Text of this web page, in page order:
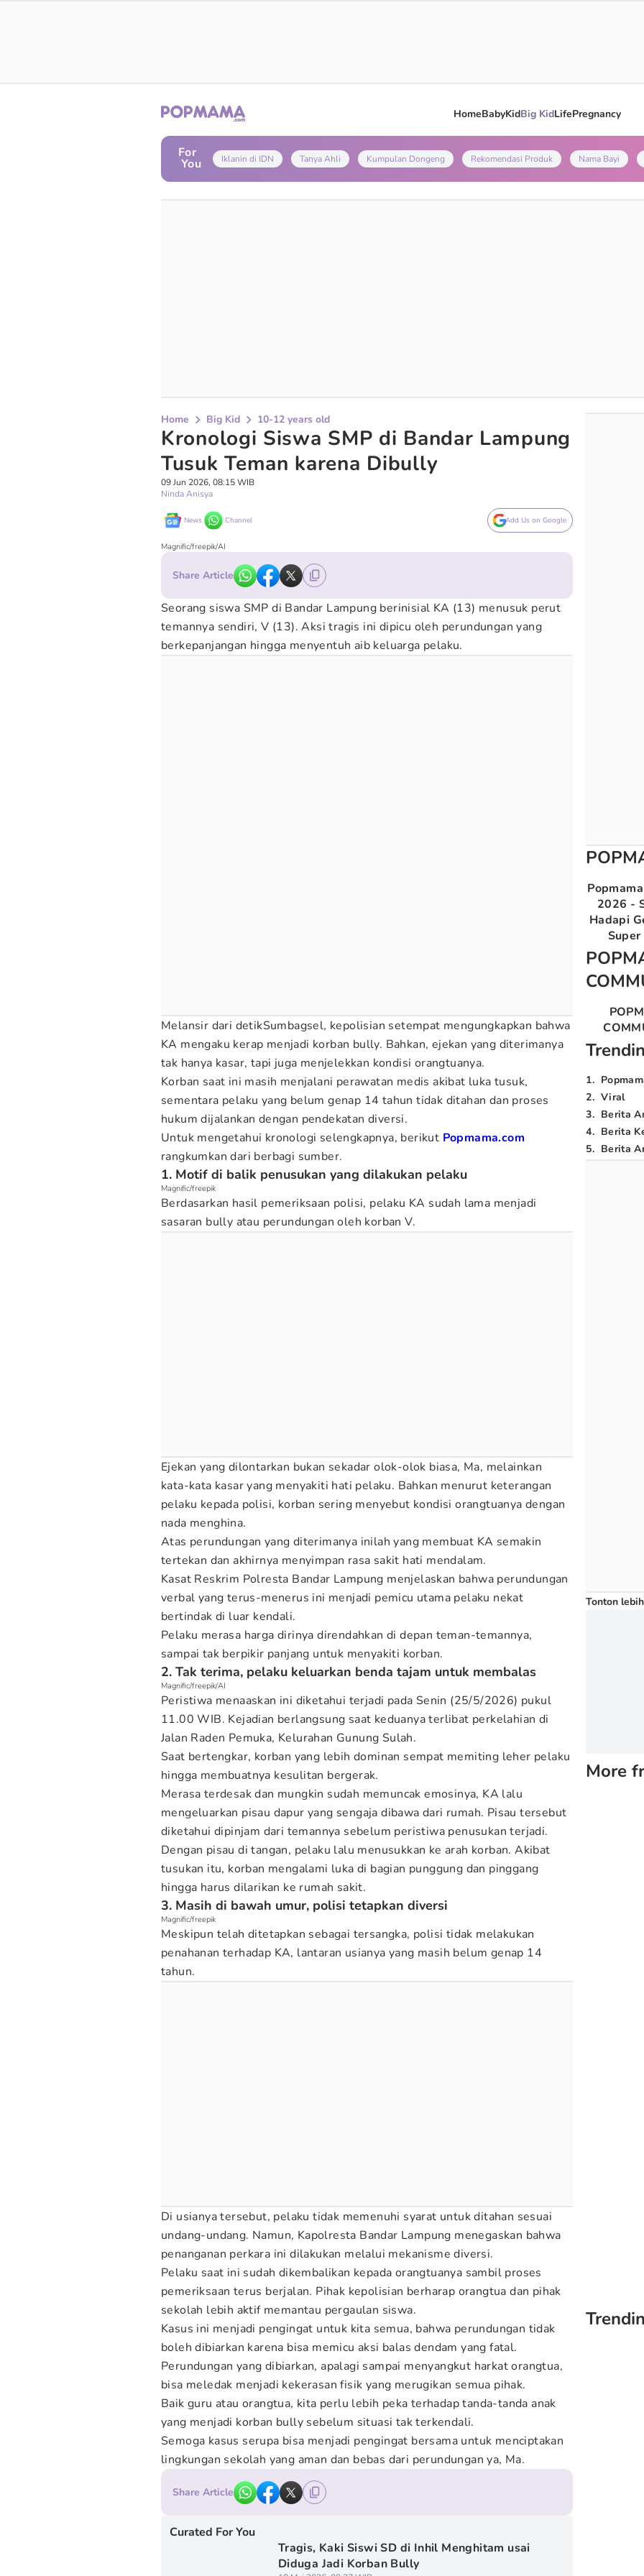
HomeBabyKidBig KidLifePregnancy
For
You Iklanin di IDN Tanya Ahli Kumpulan Dongeng Rekomendasi Produk Nama Bayi
Home Big Kid 10-12 years old
Kronologi Siswa SMP di Bandar Lampung
Tusuk Teman karena Dibully
09 Jun 2026, 08:15 WIB
Ninda Anisya
News Channel Add Us on Google
Magnific/freepik/AI
Share Article
Seorang siswa SMP di Bandar Lampung berinisial KA (13) menusuk perut
temannya sendiri, V (13). Aksi tragis ini dipicu oleh perundungan yang
berkepanjangan hingga menyentuh aib keluarga pelaku.
Melansir dari detikSumbagsel, kepolisian setempat mengungkapkan bahwa
KA mengaku kerap menjadi korban bully. Bahkan, ejekan yang diterimanya
tak hanya kasar, tapi juga menjelekkan kondisi orangtuanya.
Korban saat ini masih menjalani perawatan medis akibat luka tusuk,
sementara pelaku yang belum genap 14 tahun tidak ditahan dan proses
hukum dijalankan dengan pendekatan diversi.
Untuk mengetahui kronologi selengkapnya, berikut Popmama.com
rangkumkan dari berbagi sumber.
1. Motif di balik penusukan yang dilakukan pelaku
Magnific/freepik
Berdasarkan hasil pemeriksaan polisi, pelaku KA sudah lama menjadi
sasaran bully atau perundungan oleh korban V.
Ejekan yang dilontarkan bukan sekadar olok-olok biasa, Ma, melainkan
kata-kata kasar yang menyakiti hati pelaku. Bahkan menurut keterangan
pelaku kepada polisi, korban sering menyebut kondisi orangtuanya dengan
nada menghina.
Atas perundungan yang diterimanya inilah yang membuat KA semakin
tertekan dan akhirnya menyimpan rasa sakit hati mendalam.
Kasat Reskrim Polresta Bandar Lampung menjelaskan bahwa perundungan
verbal yang terus-menerus ini menjadi pemicu utama pelaku nekat
bertindak di luar kendali.
Pelaku merasa harga dirinya direndahkan di depan teman-temannya,
sampai tak berpikir panjang untuk menyakiti korban.
2. Tak terima, pelaku keluarkan benda tajam untuk membalas
Magnific/freepik/AI
Peristiwa menaaskan ini diketahui terjadi pada Senin (25/5/2026) pukul
11.00 WIB. Kejadian berlangsung saat keduanya terlibat perkelahian di
Jalan Raden Pemuka, Kelurahan Gunung Sulah.
Saat bertengkar, korban yang lebih dominan sempat memiting leher pelaku
hingga membuatnya kesulitan bergerak.
Merasa terdesak dan mungkin sudah memuncak emosinya, KA lalu
mengeluarkan pisau dapur yang sengaja dibawa dari rumah. Pisau tersebut
diketahui dipinjam dari temannya sebelum peristiwa penusukan terjadi.
Dengan pisau di tangan, pelaku lalu menusukkan ke arah korban. Akibat
tusukan itu, korban mengalami luka di bagian punggung dan pinggang
hingga harus dilarikan ke rumah sakit.
3. Masih di bawah umur, polisi tetapkan diversi
Magnific/freepik
Meskipun telah ditetapkan sebagai tersangka, polisi tidak melakukan
penahanan terhadap KA, lantaran usianya yang masih belum genap 14
tahun.
Di usianya tersebut, pelaku tidak memenuhi syarat untuk ditahan sesuai
undang-undang. Namun, Kapolresta Bandar Lampung menegaskan bahwa
penanganan perkara ini dilakukan melalui mekanisme diversi.
Pelaku saat ini sudah dikembalikan kepada orangtuanya sambil proses
pemeriksaan terus berjalan. Pihak kepolisian berharap orangtua dan pihak
sekolah lebih aktif memantau pergaulan siswa.
Kasus ini menjadi pengingat untuk kita semua, bahwa perundungan tidak
boleh dibiarkan karena bisa memicu aksi balas dendam yang fatal.
Perundungan yang dibiarkan, apalagi sampai menyangkut harkat orangtua,
bisa meledak menjadi kekerasan fisik yang merugikan semua pihak.
Baik guru atau orangtua, kita perlu lebih peka terhadap tanda-tanda anak
yang menjadi korban bully sebelum situasi tak terkendali.
Semoga kasus serupa bisa menjadi pengingat bersama untuk menciptakan
lingkungan sekolah yang aman dan bebas dari perundungan ya, Ma.
Share Article
Curated For You
Tragis, Kaki Siswi SD di Inhil Menghitam usai
Diduga Jadi Korban Bully
2026 -
Hadapi
1.
2. Viral
3. Berita
4. Berita
5. Berita
Tonton
More